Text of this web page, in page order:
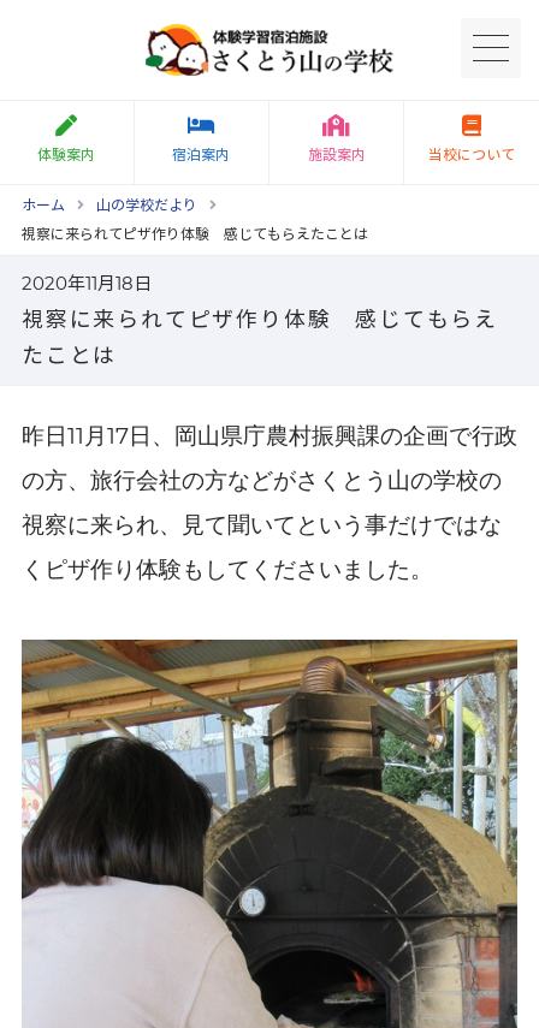
体験案内 宿泊案内 施設案内 当校について
ホーム
山の学校だより
視察に来られてピザ作り体験 感じてもらえたことは
2020年11月18日
視察に来られてピザ作り体験 感じてもらえ
たことは
昨日11 月17日、岡山県庁農村振興課の企画で行政
の方、旅行会社の方などがさくとう山の学校の
視察に来られ、見て聞いてという事だけではな
くピザ作り体験もしてくださいました。